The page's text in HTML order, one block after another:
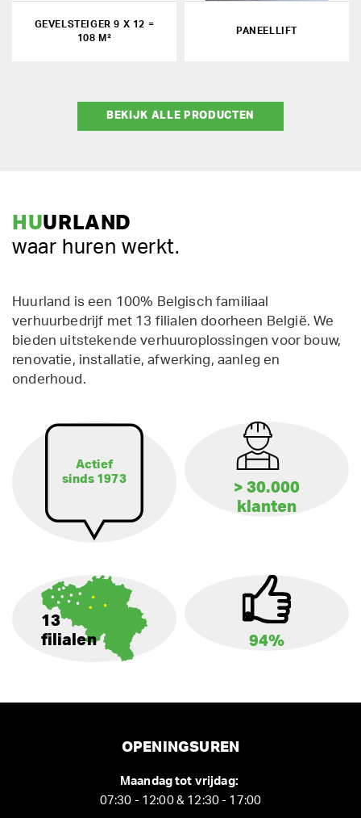
GEVELSTEIGER 9 X 12 =
108 M²
PANEELLIFT
BEKIJK ALLE PRODUCTEN
HUURLAND
waar huren werkt.
Huurland is een 100% Belgisch familiaal
verhuurbedrijf met 13 filialen doorheen België. We
bieden uitstekende verhuuroplossingen voor bouw,
renovatie, installatie, afwerking, aanleg en
onderhoud.
Actief
sinds 1973
> 30.000
klanten
13
filialen
94%
OPENINGSUREN
Maandag tot vrijdag:
07:30 - 12:00 & 12:30 - 17:00